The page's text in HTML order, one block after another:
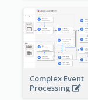
Complex Event
Processing